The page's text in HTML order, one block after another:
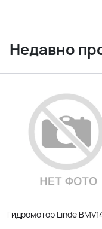
Недавно
Гидромотор Linde